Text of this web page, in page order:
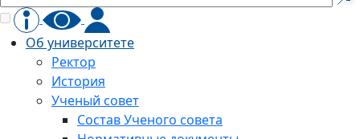
Об университете
Ректор
История
Ученый совет
Состав Ученого совета